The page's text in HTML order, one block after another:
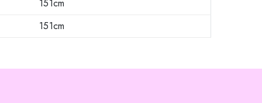
151cm
151cm